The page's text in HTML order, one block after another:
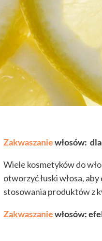
Zakwaszaniewłosów:
Wiele kosmetyków do
otworzyć łuski włosa,
stosowania produktów z
Zakwaszaniewłosów: